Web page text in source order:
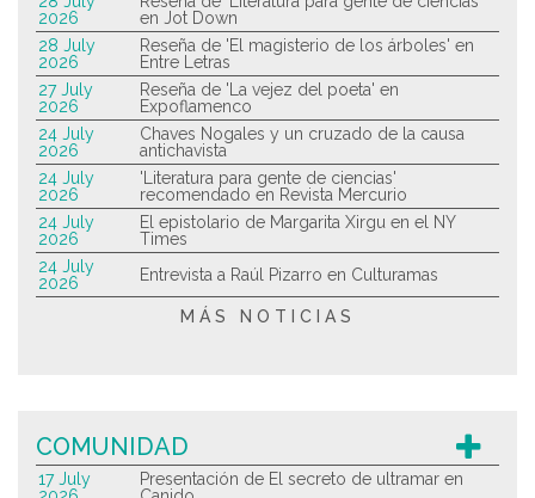
2026
en Jot Down
28 July
2026
Reseña de 'El magisterio de los árboles' en
Entre Letras
27 July
2026
Reseña de 'La vejez del poeta' en
Expoflamenco
24 July
2026
Chaves Nogales y un cruzado de la causa
antichavista
24 July
2026
'Literatura para gente de ciencias'
recomendado en Revista Mercurio
24 July
2026
El epistolario de Margarita Xirgu en el NY
Times
24 July
2026
Entrevista a Raúl Pizarro en Culturamas
MÁS NOTICIAS
COMUNIDAD
17 July
Presentación de El secreto de ultramar en